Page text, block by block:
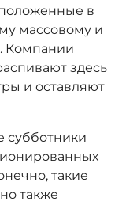
в
массовому и
Компании
здесь
и оставляют
субботники
такие
также